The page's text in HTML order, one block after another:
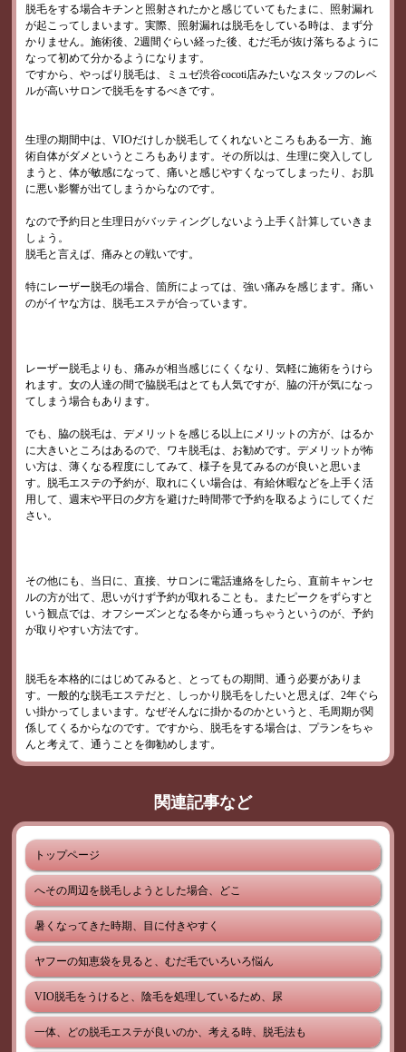
脱毛をする場合キチンと照射されたかと感じていてもたまに、照射漏れ
が起こってしまいます。実際、照射漏れは脱毛をしている時は、まず分
かりません。施術後、2週間ぐらい経った後、むだ毛が抜け落ちるように
なって初めて分かるようになります。
ですから、やっぱり脱毛は、ミュゼ渋谷cocoti店みたいなスタッフのレベ
ルが高いサロンで脱毛をするべきです。
生理の期間中は、VIOだけしか脱毛してくれないところもある一方、施
術自体がダメというところもあります。その所以は、生理に突入してし
まうと、体が敏感になって、痛いと感じやすくなってしまったり、お肌
に悪い影響が出てしまうからなのです。
なので予約日と生理日がバッティングしないよう上手く計算していきま
しょう。
脱毛と言えば、痛みとの戦いです。
特にレーザー脱毛の場合、箇所によっては、強い痛みを感じます。痛い
のがイヤな方は、脱毛エステが合っています。
レーザー脱毛よりも、痛みが相当感じにくくなり、気軽に施術をうけら
れます。女の人達の間で脇脱毛はとても人気ですが、脇の汗が気になっ
てしまう場合もあります。
でも、脇の脱毛は、デメリットを感じる以上にメリットの方が、はるか
に大きいところはあるので、ワキ脱毛は、お勧めです。デメリットが怖
い方は、薄くなる程度にしてみて、様子を見てみるのが良いと思いま
す。脱毛エステの予約が、取れにくい場合は、有給休暇などを上手く活
用して、週末や平日の夕方を避けた時間帯で予約を取るようにしてくだ
さい。
その他にも、当日に、直接、サロンに電話連絡をしたら、直前キャンセ
ルの方が出て、思いがけず予約が取れることも。またピークをずらすと
いう観点では、オフシーズンとなる冬から通っちゃうというのが、予約
が取りやすい方法です。
脱毛を本格的にはじめてみると、とってもの期間、通う必要がありま
す。一般的な脱毛エステだと、しっかり脱毛をしたいと思えば、2年ぐら
い掛かってしまいます。なぜそんなに掛かるのかというと、毛周期が関
係してくるからなのです。ですから、脱毛をする場合は、プランをちゃ
んと考えて、通うことを御勧めします。
関連記事など
トップページ
へその周辺を脱毛しようとした場合、どこ
暑くなってきた時期、目に付きやすく
ヤフーの知恵袋を見ると、むだ毛でいろいろ悩ん
VIO脱毛をうけると、陰毛を処理しているため、尿
一体、どの脱毛エステが良いのか、考える時、脱毛法も